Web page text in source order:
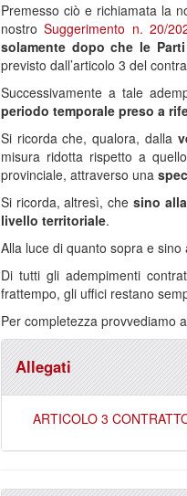
Premesso ciò e richiamata la
nostroSuggerimento n. 20/
solamente dopo che le
previsto dall’articolo 3 del
Successivamente a tale
periodo temporale preso a
Si ricorda che, qualora, dalla
misura ridotta rispetto a
provinciale, attraverso una
Si ricorda, altresì, che sino
livello territoriale.
Alla luce di quanto sopra e
Di tutti gli adempimenti
frattempo, gli uffici restano
Per completezza provvediamo
Allegati
ARTICOLO 3